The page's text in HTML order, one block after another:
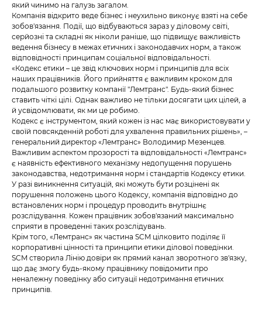
який чинимо на галузь загалом.
Компанія відкрито веде бізнес і неухильно виконує взяті на себе
зобов'язання. Події, що відбуваються зараз у діловому світі,
серйозні та складні як ніколи раніше, що підвищує важливість
ведення бізнесу в межах етичних і законодавчих норм, а також
відповідності принципам соціальної відповідальності.
«Кодекс етики – це звід ключових норм і принципів для всіх
наших працівників. Його прийняття є важливим кроком для
подальшого розвитку компанії "Лемтранс". Будь-який бізнес
ставить чіткі цілі. Однак важливо не тільки досягати цих цілей, а
й усвідомлювати, як ми це робимо.
Кодекс є інструментом, який кожен із нас має використовувати у
своїй повсякденній роботі для ухвалення правильних рішень», –
генеральний директор «Лемтранс» Володимир Мезенцев.
Важливим аспектом прозорості та відповідальності «Лемтранс»
є наявність ефективного механізму недопущення порушень
законодавства, недотримання норм і стандартів Кодексу етики.
У разі виникнення ситуацій, які можуть бути розцінені як
порушення положень цього Кодексу, компанія відповідно до
встановлених норм і процедур проводить внутрішнє
розслідування. Кожен працівник зобов'язаний максимально
сприяти в проведенні таких розслідувань.
Крім того, «Лемтранс» як частина SCM цілковито поділяє її
корпоративні цінності та принципи етики ділової поведінки.
SCM створила Лінію довіри як прямий канал зворотного зв'язку,
що дає змогу будь-якому працівнику повідомити про
неналежну поведінку або ситуації недотримання етичних
принципів.